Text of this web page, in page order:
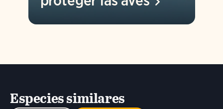
Especies similares